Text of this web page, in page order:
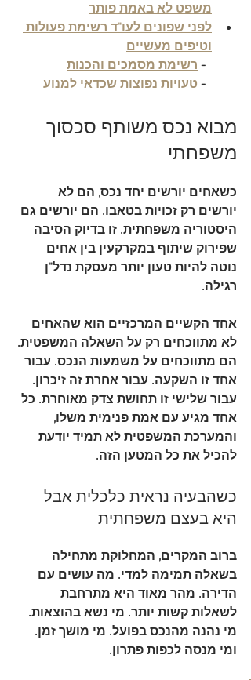
משפט לא באמת פותר
לפני שפונים לעו"ד רשימת פעולות
וטיפים מעשיים
רשימת מסמכים והכנות
טעויות נפוצות שכדאי למנוע
מבוא נכס משותף סכסוך
משפחתי
כשאחים יורשים יחד נכס, הם לא
יורשים רק זכויות בטאבו. הם יורשים גם
היסטוריה משפחתית. זו בדיוק הסיבה
שפירוק שיתוף במקרקעין בין אחים
נוטה להיות טעון יותר מעסקת נדל"ן
רגילה.
אחד הקשיים המרכזיים הוא שהאחים
לא מתווכחים רק על השאלה המשפטית.
הם מתווכחים על משמעות הנכס. עבור
אחד זו השקעה. עבור אחרת זה זיכרון.
עבור שלישי זו תחושת צדק מאוחרת. כל
אחד מגיע עם אמת פנימית משלו,
והמערכת המשפטית לא תמיד יודעת
להכיל את כל המטען הזה.
כשהבעיה נראית כלכלית אבל
היא בעצם משפחתית
ברוב המקרים, המחלוקת מתחילה
בשאלה תמימה למדי. מה עושים עם
הדירה. מהר מאוד היא מתרחבת
לשאלות קשות יותר. מי נשא בהוצאות.
מי נהנה מהנכס בפועל. מי מושך זמן.
ומי מנסה לכפות פתרון.